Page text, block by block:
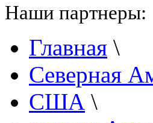
Наши партнеры:
Главная \
Северная
США \